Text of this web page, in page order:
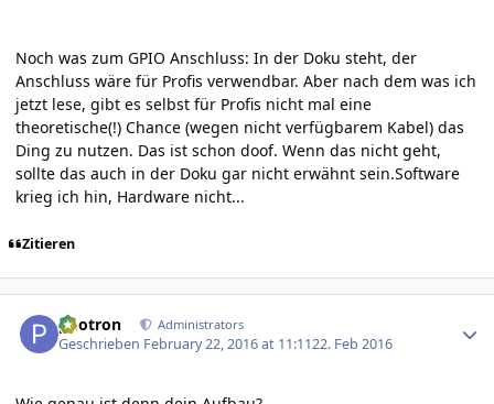
Noch was zum GPIO Anschluss: In der Doku steht, der
Anschluss wäre für Profis verwendbar. Aber nach dem was ich
jetzt lese, gibt es selbst für Profis nicht mal eine
theoretische(!) Chance (wegen nicht verfügbarem Kabel) das
Ding zu nutzen. Das ist schon doof. Wenn das nicht geht,
sollte das auch in der Doku gar nicht erwähnt sein.Software
krieg ich hin, Hardware nicht...
Zitieren
photron Administrators
Geschrieben February 22, 2016 at 11:1122. Feb 2016